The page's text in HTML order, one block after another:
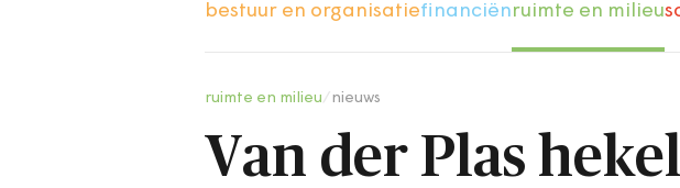
bestuur en organisatiefinanciënruimte en milieu
ruimte en milieu nieuws
Van der Plas